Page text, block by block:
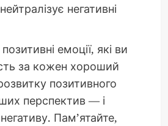
негативні
емоції, які ви
за кожен хороший
позитивного
перспектив — і
Пам’ятайте,